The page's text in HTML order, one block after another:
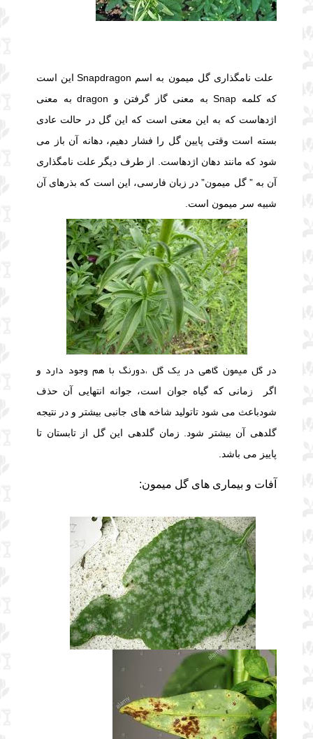
علت نامگذاری گل میمون به اسم Snapdragon این است
که کلمه Snap به معنی گاز گرفتن و dragon به معنی
اژدهاست که به این معنی است که این گل در حالت عادی
بسته است وقتی پایین گل را فشار دهیم، دهانه آن باز می
شود که مانند دهان اژدهاست. از طرف دیگر علت نامگذاری
آن به ” گل میمون” در زبان فارسی، این است که بذرهای آن
شبیه سر میمون است.
در گل میمون گاهی در یک گل ،دورنگ با هم وجود دارد و
اگر
زمانی که گیاه جوان است، جوانه انتهایی آن حذف
شودباعث می شود تاتولید شاخه های جانبی بیشتر و در نتیجه
گلدهی آن بیشتر شود.
زمان گلدهی این گل از تابستان تا
پاییز می باشد.
آفات و بیماری های گل میمون: